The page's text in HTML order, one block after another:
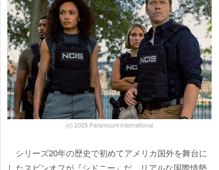
(c) 2025 Paramount International
シリーズ20年の歴史で初めてアメリカ国外を舞台に
したスピンオフが『シドニー』だ。リアルな国際情勢